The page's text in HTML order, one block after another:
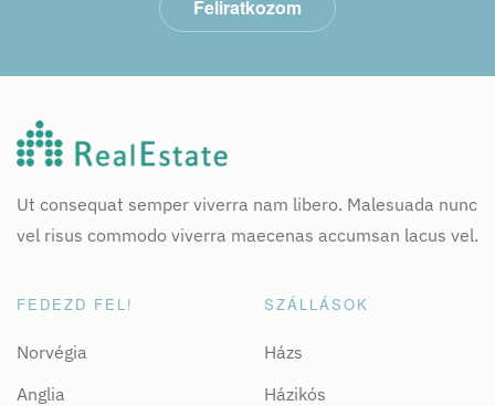
Feliratkozom
Ut consequat semper viverra nam libero. Malesuada nunc
vel risus commodo viverra maecenas accumsan lacus vel.
FEDEZD FEL!
Norvégia
Anglia
SZÁLLÁSOK
Házs
Házikós